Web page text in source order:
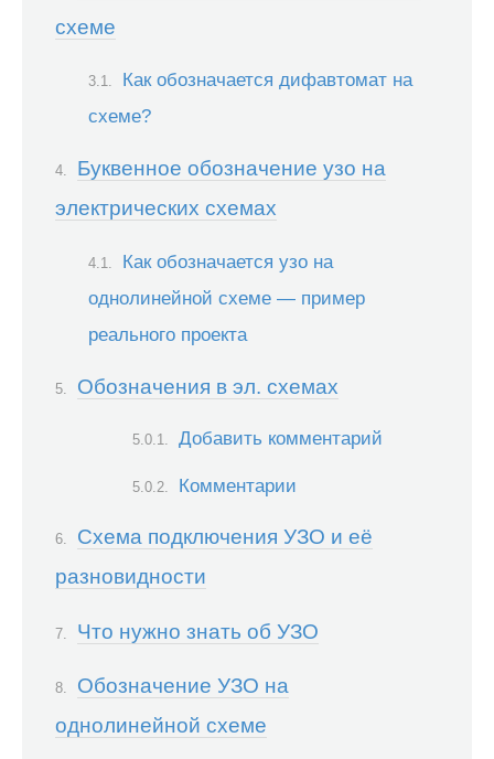
схеме
Как обозначается дифавтомат на
схеме?
Буквенное обозначение узо на
электрических схемах
Как обозначается узо на
однолинейной схеме — пример
реального проекта
Обозначения в эл. схемах
Добавить комментарий
Комментарии
Схема подключения УЗО и её
разновидности
Что нужно знать об УЗО
Обозначение УЗО на
однолинейной схеме